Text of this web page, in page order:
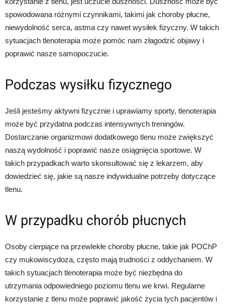
spowodowana różnymi czynnikami, takimi jak choroby płucne,
niewydolność serca, astma czy nawet wysiłek fizyczny. W takich
sytuacjach tlenoterapia może pomóc nam złagodzić objawy i
poprawić nasze samopoczucie.
Podczas wysiłku fizycznego
Jeśli jesteśmy aktywni fizycznie i uprawiamy sporty, tlenoterapia
może być przydatna podczas intensywnych treningów.
Dostarczanie organizmowi dodatkowego tlenu może zwiększyć
naszą wydolność i poprawić nasze osiągnięcia sportowe. W
takich przypadkach warto skonsultować się z lekarzem, aby
dowiedzieć się, jakie są nasze indywidualne potrzeby dotyczące
tlenu.
W przypadku chorób płucnych
Osoby cierpiące na przewlekłe choroby płucne, takie jak POChP
czy mukowiscydoza, często mają trudności z oddychaniem. W
takich sytuacjach tlenoterapia może być niezbędna do
utrzymania odpowiedniego poziomu tlenu we krwi. Regularne
korzystanie z tlenu może poprawić jakość życia tych pacjentów i